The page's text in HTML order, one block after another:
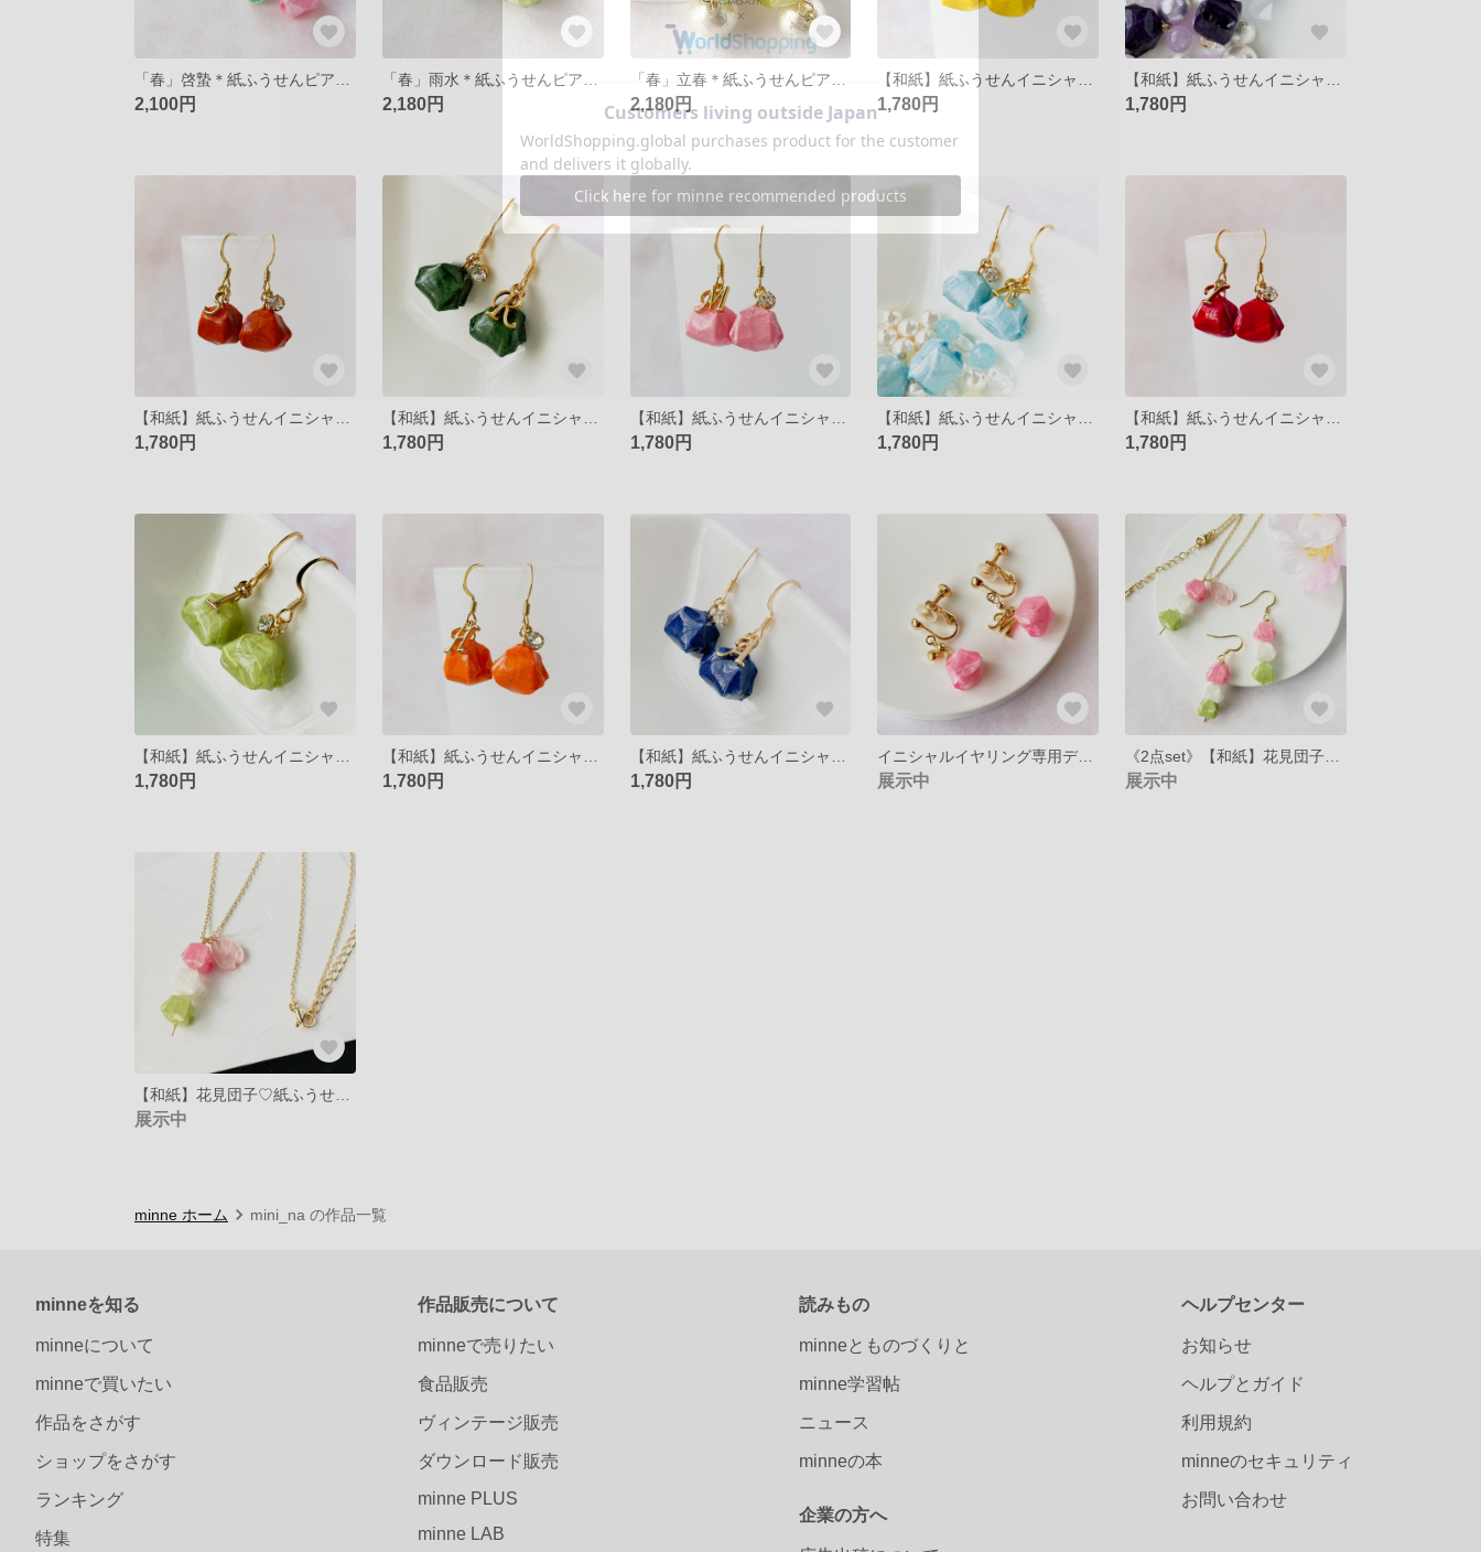
2,100円 2,180円 2,180円 1,780円 1,780円
1,780円 1,780円 1,780円 1,780円 1,780円
1,780円 1,780円 1,780円
イニシャルイヤリング専用デザイン
展示中 展示中
展示中
minne ホーム mini_na の作品一覧
minneを知る
minneについて
minneで買いたい
作品をさがす
ショップをさがす
ランキング
特集
作品販売について
minneで売りたい
食品販売
ヴィンテージ販売
ダウンロード販売
minne PLUS
minne LAB
読みもの
minneとものづくりと
minne学習帖
ニュース
minneの本
企業の方へ
ヘルプセンター
お知らせ
ヘルプとガイド
利用規約
minneのセキュリティ
お問い合わせ